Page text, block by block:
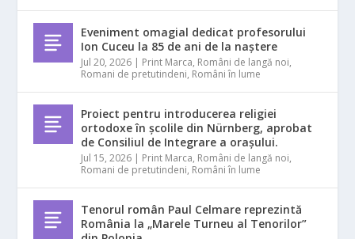
Eveniment omagial dedicat profesorului
Ion Cuceu la 85 de ani de la naștere
Jul 20, 2026 | Print Marca, Români de langă noi,
Romani de pretutindeni, Români în lume
Proiect pentru introducerea religiei
ortodoxe în școlile din Nürnberg, aprobat
de Consiliul de Integrare a orașului.
Jul 15, 2026 | Print Marca, Români de langă noi,
Romani de pretutindeni, Români în lume
Tenorul român Paul Celmare reprezintă
România la „Marele Turneu al Tenorilor”